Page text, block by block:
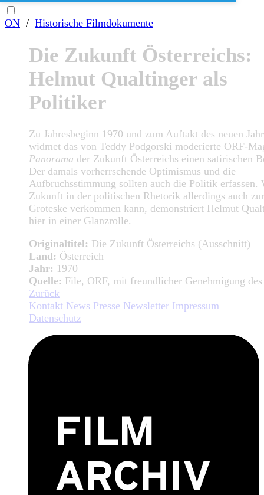
ON / Historische Filmdokumente
Die Zukunft Österreichs:
Helmut Qualtinger als
Politiker
Zu Jahresbeginn 1970 und zum Auftakt des neuen
widmet das von Teddy Podgorski moderierte ORF-
Panorama der Zukunft Österreichs einen satirischen
Der damals vorherrschende Optimismus und die
Aufbruchsstimmung sollten auch die Politik erfassen.
Zukunft in der politischen Rhetorik allerdings auch zur
Groteske verkommen kann, demonstriert Helmut
hier in einer Glanzrolle.
Originaltitel: Die Zukunft Österreichs (Ausschnitt)
Land: Österreich
Jahr: 1970
Quelle: File, ORF, mit freundlicher Genehmigung
Zurück
Kontakt News Presse Newsletter Impressum
Datenschutz